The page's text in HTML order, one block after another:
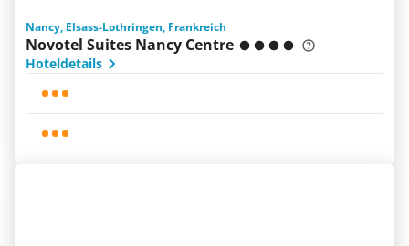
Nancy, Elsass-Lothringen, Frankreich
Novotel Suites Nancy Centre
Hoteldetails